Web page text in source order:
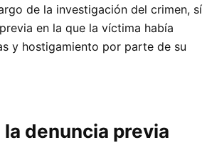
de la investigación del crimen, sí
en la que la víctima había
y hostigamiento por parte de su
denuncia previa